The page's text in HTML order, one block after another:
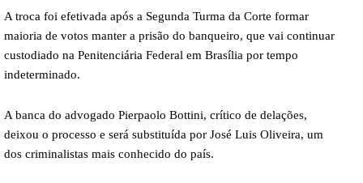
A troca foi efetivada após a Segunda Turma da Corte formar
maioria de votos manter a prisão do banqueiro, que vai continuar
custodiado na Penitenciária Federal em Brasília por tempo
indeterminado.
A banca do advogado Pierpaolo Bottini, crítico de delações,
deixou o processo e será substituída por José Luis Oliveira, um
dos criminalistas mais conhecido do país.